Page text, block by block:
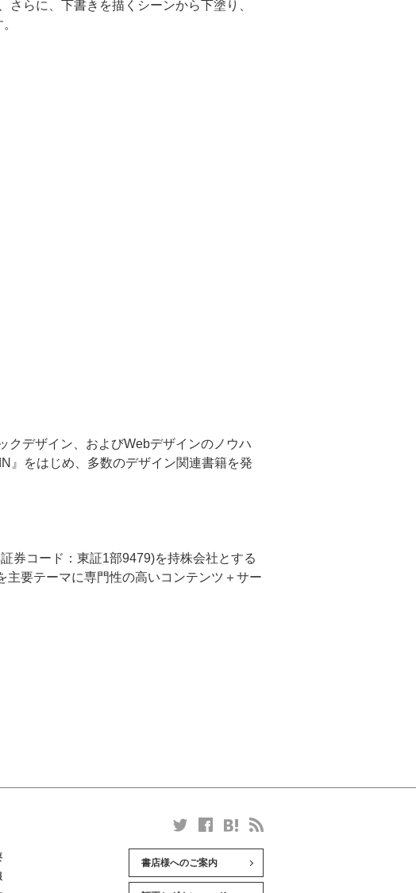
らに、下書きを描くシーンから下塗り、
クデザイン、およびWebデザインのノウハ
』をはじめ、多数のデザイン関連書籍を発
券コード：東証1部9479)を持株会社とする
主要テーマに専門性の高いコンテンツ＋サー
書店様へのご案内